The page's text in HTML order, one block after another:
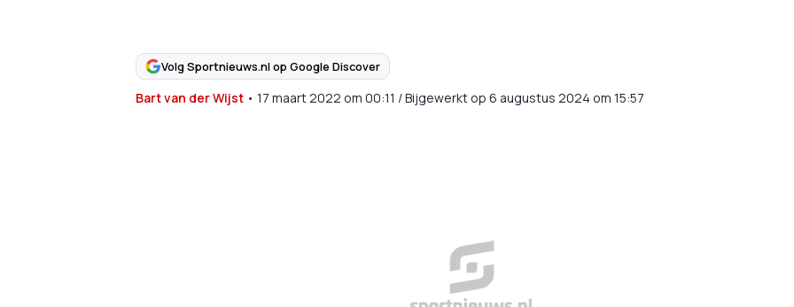
Volg Sportnieuws.nl op Google Discover
Bart van der Wijst• 17 maart 2022 om 00:11 /Bijgewerkt op 6 augustus 2024 om 15:57